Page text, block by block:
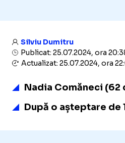
Silviu Dumitru
Publicat: 25.07.2024, ora
Actualizat: 25.07.2024, ora
Nadia Comăneci
După o așteptare de